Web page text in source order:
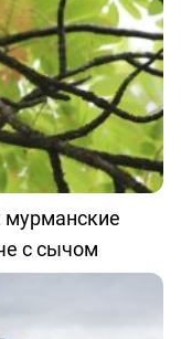
мурманские
с сычом